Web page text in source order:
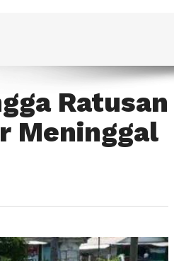
Ratusan
Meninggal